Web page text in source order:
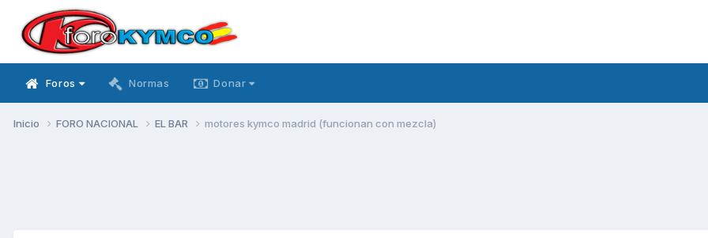
Foros Normas Donar
Inicio FORO NACIONAL EL BAR motores kymco madrid (funcionan con mezcla)